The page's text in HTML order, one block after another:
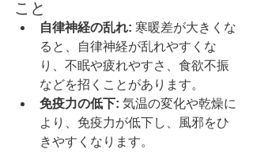
こと
自律神経の乱れ: 寒暖差が大きくな
ると、自律神経が乱れやすくな
り、不眠や疲れやすさ、食欲不振
などを招くことがあります。
免疫力の低下: 気温の変化や乾燥に
より、免疫力が低下し、風邪をひ
きやすくなります。